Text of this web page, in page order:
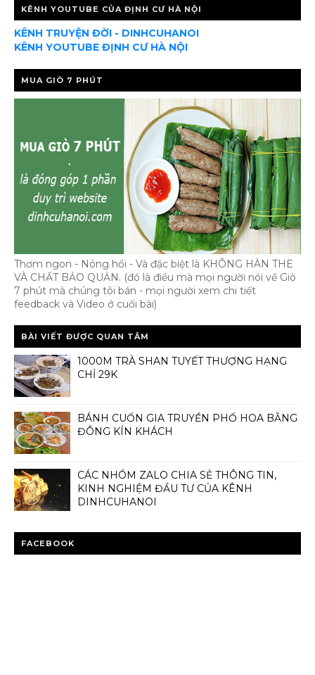
KÊNH YOUTUBE CỦA ĐỊNH CƯ HÀ NỘI
KÊNH TRUYỆN ĐỜI - DINHCUHANOI
KÊNH YOUTUBE ĐỊNH CƯ HÀ NỘI
MUA GIÒ 7 PHÚT
Thơm ngon - Nóng hổi - Và đặc biệt là KHÔNG HÀN THE
VÀ CHẤT BẢO QUẢN. (đó là điều mà mọi người nói về Giò
7 phút mà chúng tôi bán - mọi người xem chi tiết
feedback và Video ở cuối bài)
BÀI VIẾT ĐƯỢC QUAN TÂM
1000M TRÀ SHAN TUYẾT THƯỢNG HẠNG
CHỈ 29K
BÁNH CUỐN GIA TRUYỀN PHỐ HOA BẰNG
ĐÔNG KÍN KHÁCH
CÁC NHÓM ZALO CHIA SẺ THÔNG TIN,
KINH NGHIỆM ĐẦU TƯ CỦA KÊNH
DINHCUHANOI
FACEBOOK